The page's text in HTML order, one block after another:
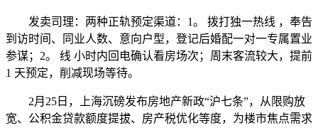
发卖司理：两种正轨预定渠道：1。 拨打独一热线 ，奉告
到访时间、同业人数、意向户型，登记后婚配一对一专属置业
参谋；2。 线 小时内回电确认看房场次；周末客流较大，提前
1 天预定，削减现场等待。
2月25日，上海沉磅发布房地产新政“沪七条”，从限购放
宽、公积金贷款额度提拔、房产税优化等度，为楼市焦点需求